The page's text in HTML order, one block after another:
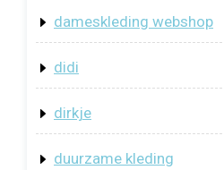
dameskleding webshop
didi
dirkje
duurzame kleding